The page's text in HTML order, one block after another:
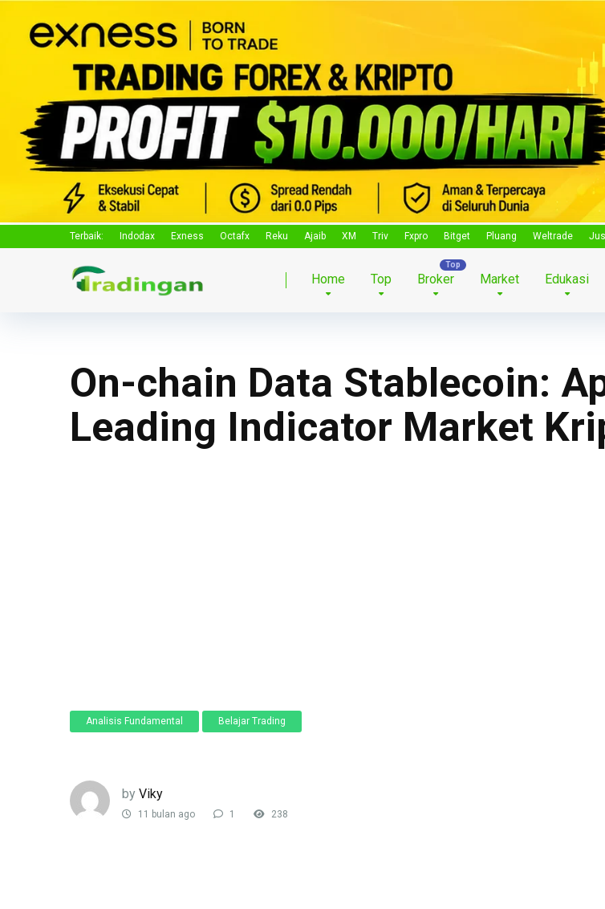
Terbaik: Indodax Exness Octafx Reku Ajaib XM Triv Fxpro Bitget Pluang Weltrade
Home Top Broker Market Edukasi
On-chain Data Stablecoin:
Leading Indicator Market
Analisis Fundamental Belajar Trading
by Viky
11 bulan ago 1 238